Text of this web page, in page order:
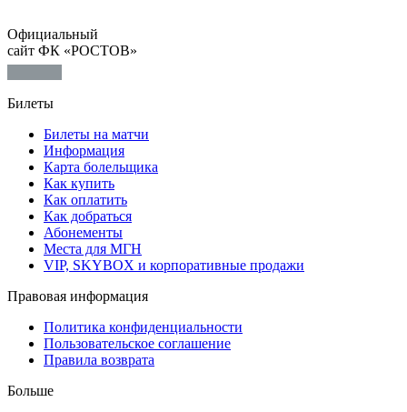
Официальный
сайт ФК «РОСТОВ»
Билеты
Билеты на матчи
Информация
Карта болельщика
Как купить
Как оплатить
Как добраться
Абонементы
Места для МГН
VIP, SKYBOX и корпоративные продажи
Правовая информация
Политика конфиденциальности
Пользовательское соглашение
Правила возврата
Больше